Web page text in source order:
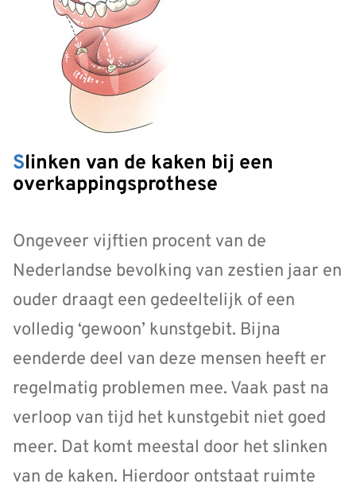
Slinken van de kaken bij een
overkappingsprothese
Ongeveer vijftien procent van de
Nederlandse bevolking van zestien jaar en
ouder draagt een gedeeltelijk of een
volledig ‘gewoon’ kunstgebit. Bijna
eenderde deel van deze mensen heeft er
regelmatig problemen mee. Vaak past na
verloop van tijd het kunstgebit niet goed
meer. Dat komt meestal door het slinken
van de kaken. Hierdoor ontstaat ruimte